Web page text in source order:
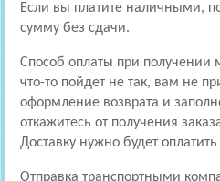
Если вы платите наличными,
сумму без сдачи.
Способ оплаты при получении
что-то пойдет не так, вам не
оформление возврата и
откажитесь от получения
Доставку нужно будет
Отправка транспортными